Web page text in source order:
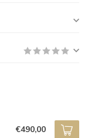
€490,00